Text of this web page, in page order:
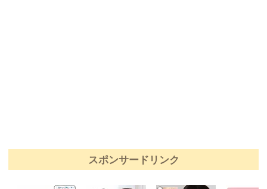
スポンサードリンク